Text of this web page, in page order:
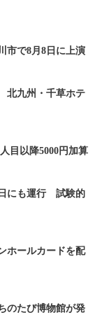
市で8月8日に上演
北九州・千草ホテ
目以降5000円加算
にも運行 試験的
ホールカードを配
のたび博物館が発